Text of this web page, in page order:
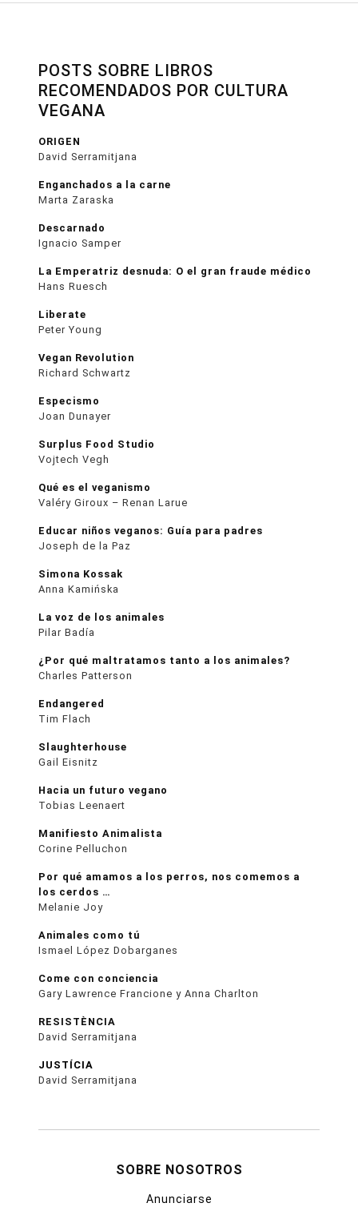
POSTS SOBRE LIBROS
RECOMENDADOS POR CULTURA
VEGANA
ORIGEN
David Serramitjana
Enganchados a la carne
Marta Zaraska
Descarnado
Ignacio Samper
La Emperatriz desnuda: O el gran fraude médico
Hans Ruesch
Liberate
Peter Young
Vegan Revolution
Richard Schwartz
Especismo
Joan Dunayer
Surplus Food Studio
Vojtech Vegh
Qué es el veganismo
Valéry Giroux – Renan Larue
Educar niños veganos: Guía para padres
Joseph de la Paz
Simona Kossak
Anna Kamińska
La voz de los animales
Pilar Badía
¿Por qué maltratamos tanto a los animales?
Charles Patterson
Endangered
Tim Flach
Slaughterhouse
Gail Eisnitz
Hacia un futuro vegano
Tobias Leenaert
Manifiesto Animalista
Corine Pelluchon
Por qué amamos a los perros, nos comemos a
los cerdos …
Melanie Joy
Animales como tú
Ismael López Dobarganes
Come con conciencia
Gary Lawrence Francione y Anna Charlton
RESISTÈNCIA
David Serramitjana
JUSTÍCIA
David Serramitjana
SOBRE NOSOTROS
Anunciarse